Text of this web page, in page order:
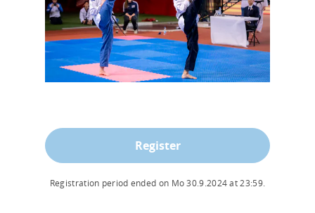
Register
Registration period ended on Mo 30.9.2024at23:59.